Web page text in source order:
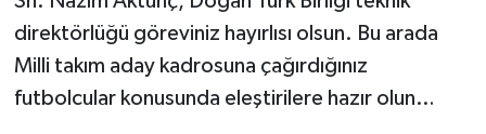
direktörlüğü göreviniz hayırlısı olsun. Bu arada
Milli takım aday kadrosuna çağırdığınız
futbolcular konusunda eleştirilere hazır olun…